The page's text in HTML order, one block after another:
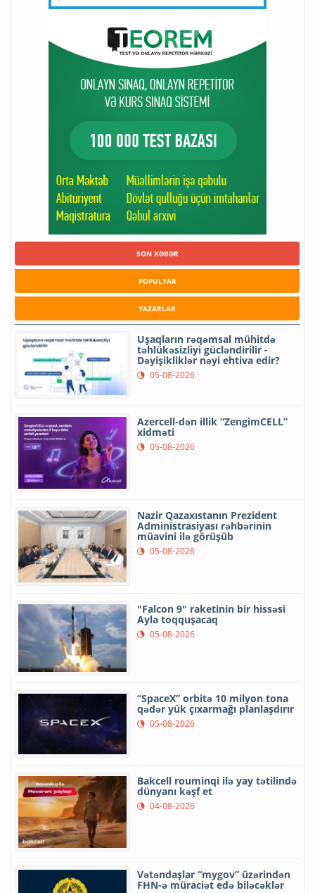
SON XƏBƏR
POPULYAR
YAZARLAR
Uşaqların rəqəmsal mühitdə
təhlükəsizliyi gücləndirilir -
Dəyişikliklər nəyi ehtiva edir?
05-08-2026
Azercell-dən illik “ZengimCELL”
xidməti
05-08-2026
Nazir Qazaxıstanın Prezident
Administrasiyası rəhbərinin
müavini ilə görüşüb
05-08-2026
"Falcon 9" raketinin bir hissəsi
Ayla toqquşacaq
05-08-2026
“SpaceX” orbitə 10 milyon tona
qədər yük çıxarmağı planlaşdırır
05-08-2026
Bakcell rouminqi ilə yay tətilində
dünyanı kəşf et
04-08-2026
Vətəndaşlar “mygov” üzərindən
FHN-ə müraciət edə biləcəklər